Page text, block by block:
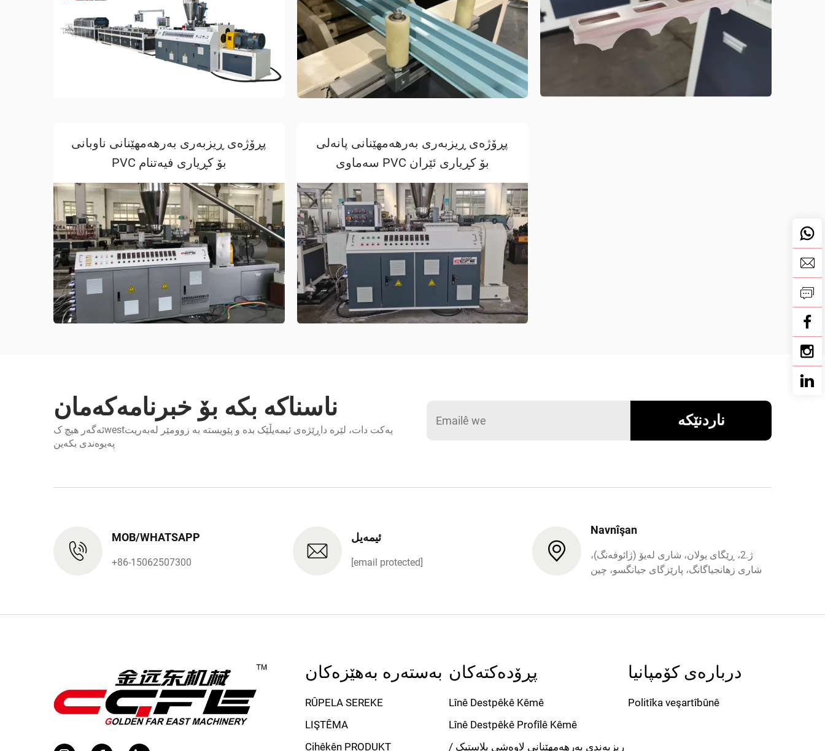
پڕۆژەی ڕیزبەری بەرهەمهێنانی ناوبانی
PVC بۆ کڕیاری فیەتنام
پڕۆژەی ڕیزبەری بەرهەمهێنانی پانەلی
سەماوی PVC بۆ کڕیاری ئێران
ناسناکە بکە بۆ خبرنامەکەمان
ئەگەر هیچ کwestیەکت دات، لێرە داڕێژەی ئیمەیڵێک بدە و پێویستە بە زوومێر لەبەریت
پەیوەندی بکەین
ناردنێکە
MOB/WHATSAPP
+86-15062507300
ئیمەیل
[email protected]
Navnîşan
ژ.2، ڕێگای یولان، شاری لەیۆ (ژائوفەنگ)،
شاری زھانجیاگانگ، پارێزگای جیانگسو، چین
بەستەرە بەهێزەکان
RÛPELA SEREKE
LIŞTÊMA
Cihêkên PRODUKT
پڕۆدەکتەکان
Lînê Destpêkê Kêmê
Lînê Destpêkê Profîlê Kêmê
ریزبەندی بەرهەمھێنانی لاوەشی پلاستیک /
دربارەی کۆمپانیا
Politîka veşartîbûnê